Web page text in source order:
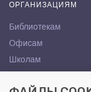
ОРГАНИЗАЦИЯМ
Библиотекам
Офисам
Школам